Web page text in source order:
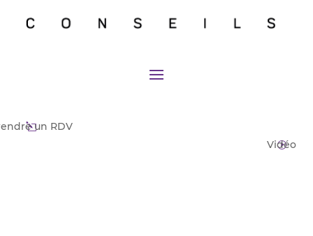
lun RDV
I
Vidéo